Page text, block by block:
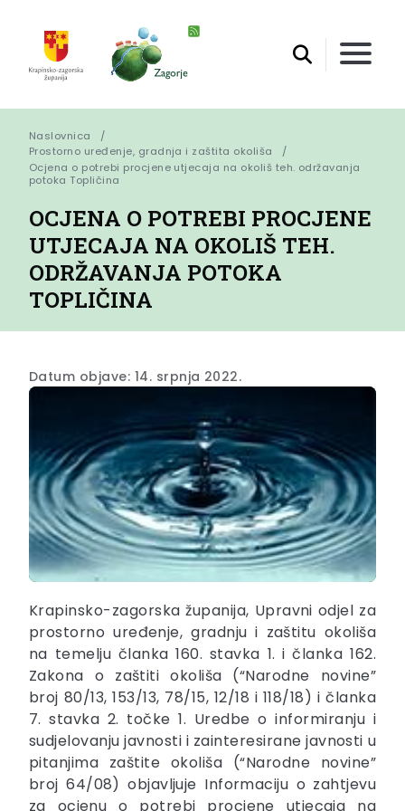
Naslovnica
Prostorno uređenje, gradnja i zaštita okoliša
Ocjena o potrebi procjene utjecaja na okoliš teh. održavanja
potoka Topličina
OCJENA O POTREBI PROCJENE
UTJECAJA NA OKOLIŠ TEH.
ODRŽAVANJA POTOKA
TOPLIČINA
Datum objave: 14. srpnja 2022.
Krapinsko-zagorska županija, Upravni odjel za
prostorno uređenje, gradnju i zaštitu okoliša
na temelju članka 160. stavka 1. i članka 162.
Zakona o zaštiti okoliša (“Narodne novine”
broj 80/13, 153/13, 78/15, 12/18 i 118/18) i članka
7. stavka 2. točke 1. Uredbe o informiranju i
sudjelovanju javnosti i zainteresirane javnosti u
pitanjima zaštite okoliša (“Narodne novine”
broj 64/08) objavljuje Informaciju o zahtjevu
za ocjenu o potrebi procjene utjecaja na